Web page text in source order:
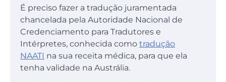
É preciso fazer a tradução juramentada
chancelada pela Autoridade Nacional de
Credenciamento para Tradutores e
Intérpretes, conhecida como tradução
NAATI na sua receita médica, para que ela
tenha validade na Austrália.